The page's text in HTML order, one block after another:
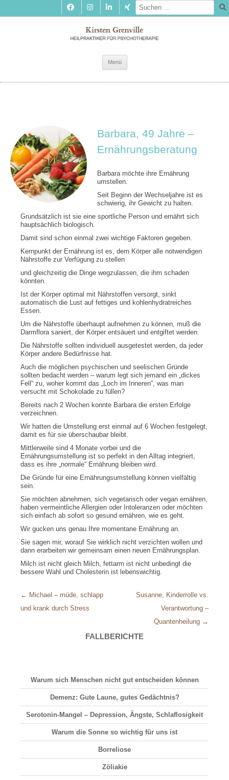
Menü
springen
Barbara, 49 Jahre –
Ernährungsberatung
Barbara möchte ihre Ernährung
umstellen.
Seit Beginn der Wechseljahre ist es
schwierig, ihr Gewicht zu halten.
Grundsätzlich ist sie eine sportliche Person und ernährt sich
hauptsächlich biologisch.
Damit sind schon einmal zwei wichtige Faktoren gegeben.
Kernpunkt der Ernährung ist es, dem Körper alle notwendigen
Nährstoffe zur Verfügung zu stellen
und gleichzeitig die Dinge wegzulassen, die ihm schaden
könnten.
Ist der Körper optimal mit Nährstoffen versorgt, sinkt
automatisch die Lust auf fettiges und kohlenhydratreiches
Essen.
Um die Nährstoffe überhaupt aufnehmen zu können, muß die
Darmflora saniert, der Körper entsäuert und entgiftet werden.
Die Nährstoffe sollten individuell ausgetestet werden, da jeder
Körper andere Bedürfnisse hat.
Auch die möglichen psychischen und seelischen Gründe
sollten bedacht werden – warum legt sich jemand ein „dickes
Fell“ zu, woher kommt das „Loch im Inneren“, was man
versucht mit Schokolade zu füllen?
Bereits nach 2 Wochen konnte Barbara die ersten Erfolge
verzeichnen.
Wir hatten die Umstellung erst einmal auf 6 Wochen festgelegt,
damit es für sie überschaubar bleibt.
Mittlerweile sind 4 Monate vorbei und die
Ernährungsumstellung ist so perfekt in den Alltag integriert,
dass es ihre „normale“ Ernährung bleiben wird.
Die Gründe für eine Ernährungsumstellung können vielfältig
sein.
Sie möchten abnehmen, sich vegetarisch oder vegan ernähren,
haben vermeintliche Allergien oder Intoleranzen oder möchten
sich einfach ab sofort so gesund ernähren, wie es geht.
Wir gucken uns genau Ihre momentane Ernährung an.
Sie sagen mir, worauf Sie wirklich nicht verzichten wollen und
dann erarbeiten wir gemeinsam einen neuen Ernährungsplan.
Milch ist nicht gleich Milch, fettarm ist nicht unbedingt die
bessere Wahl und Cholesterin ist lebenswichtig.
Beitragsnavigation
← Michael – müde, schlapp
und krank durch Stress
Susanne, Kinderrolle vs.
Verantwortung –
Quantenheilung →
FALLBERICHTE
Warum sich Menschen nicht gut entscheiden können
Demenz: Gute Laune, gutes Gedächtnis?
Serotonin-Mangel – Depression, Ängste, Schlaflosigkeit
Warum die Sonne so wichtig für uns ist
Borreliose
Zöliakie